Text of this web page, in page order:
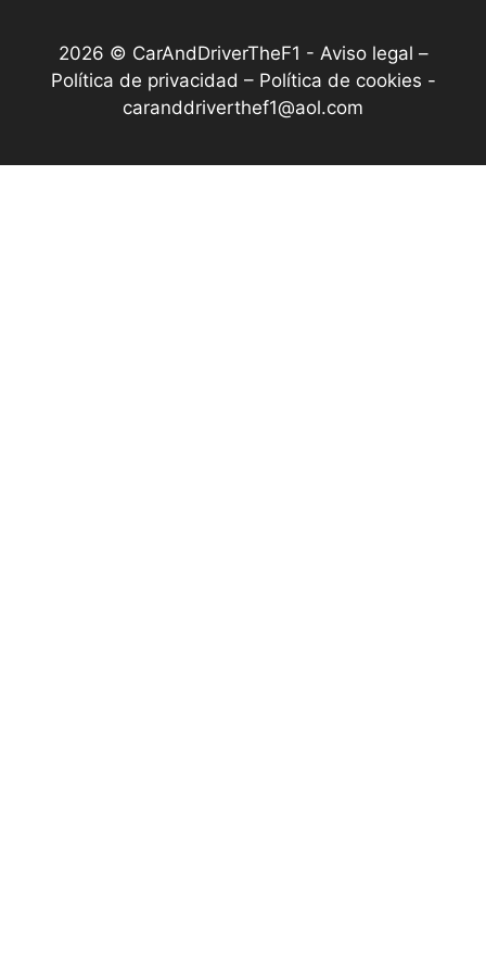
2026 © CarAndDriverTheF1 - Aviso legal –
Política de privacidad – Política de cookies -
caranddriverthef1@aol.com